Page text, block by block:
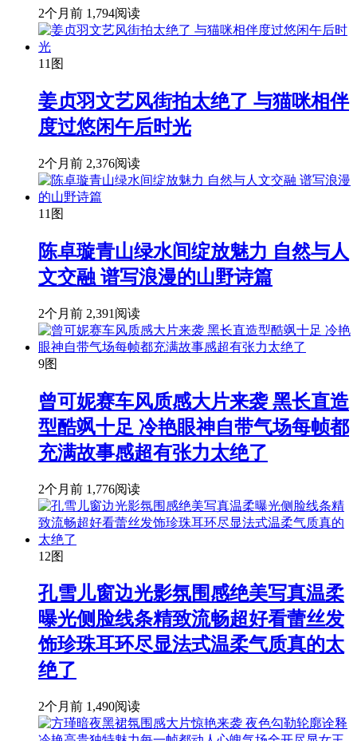
2个月前 1,794阅读
11图
姜贞羽文艺风街拍太绝了 与猫咪相伴
度过悠闲午后时光
2个月前 2,376阅读
11图
陈卓璇青山绿水间绽放魅力 自然与人
文交融 谱写浪漫的山野诗篇
2个月前 2,391阅读
9图
曾可妮赛车风质感大片来袭 黑长直造
型酷飒十足 冷艳眼神自带气场每帧都
充满故事感超有张力太绝了
2个月前 1,776阅读
12图
孔雪儿窗边光影氛围感绝美写真温柔
曝光侧脸线条精致流畅超好看蕾丝发
饰珍珠耳环尽显法式温柔气质真的太
绝了
2个月前 1,490阅读